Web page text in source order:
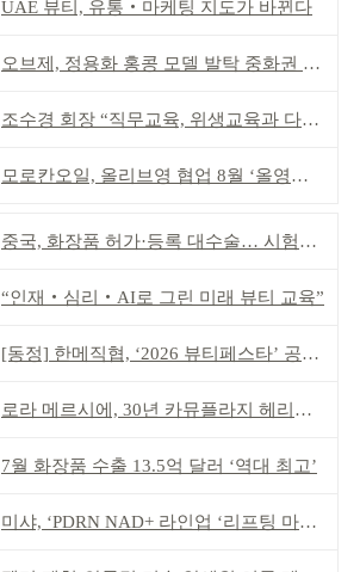
UAE 뷰티, 유통‧마케팅 지도가 바뀐다
오브제, 정용화 홍콩 모델 발탁 중화권 공략 강화
조수경 회장 “직무교육, 위생교육과 다르다”
모로칸오일, 올리브영 협업 8월 ‘올영픽’ 선정
중국, 화장품 허가·등록 대수술… 시험자료 공용 허용
“인재‧심리‧AI로 그린 미래 뷰티 교육”
[동정] 한메직협, ‘2026 뷰티페스타’ 공동 주최
로라 메르시에, 30년 카뮤플라지 헤리티지 담아
7월 화장품 수출 13.5억 달러 ‘역대 최고’
미샤, ‘PDRN NAD+ 라인업 ‘리프팅 마스크’ 출시